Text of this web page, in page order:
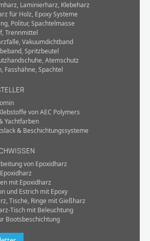
, Laminierharz, Klebeharz
für Holz, Epoxy Systeme
, Politur, Spachtelmasse
, Trennmittel
, Vakuumdichtband
, Spritzbeutel
, Atemschutz
, Fasshähne, Spachtel
von AEC Polymers
Yachtfarben
& Beschichtungssysteme
von Epoxidharz
mit Epoxidharz
und Estrich mit Epoxy
Tische, Ringe mit Gießharz
Tisch mit Beleuchtung
Bootsbeschichtung